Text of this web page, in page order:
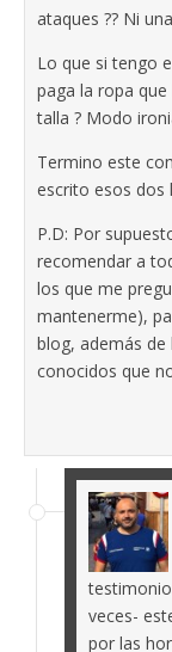
ataques ?? Ni
Lo que si
paga la ropa
talla ? Modo
Termino este
escrito esos dos
P.D: Por
recomendar a
los que me
mantenerme),
blog, además
conocidos que
veces-
por las